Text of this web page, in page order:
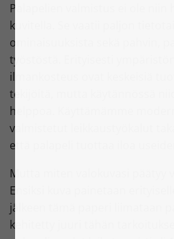
Palapelien valmistus ei ole niin
kuvitella. Se vaatii paljon
ominaisuuksista sekä pahvin,
työstöstä. Erityisesti
ilmankosteus ovat keskeisiä
tekijöitä, mutta käytännössä
helppoa. Käyttämämme
valmistetut leikkaustyökalut
että palapeli tuottaa iloa
Mutta miten valokuvasi päätyy
Ensiksi kuva painetaan
jälkeen tämä paperi liimataan
kehitetty juuri tähän